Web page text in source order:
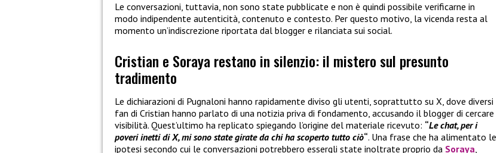
Le conversazioni, tuttavia, non sono state pubblicate e non è quindi possibile verificarne in
modo indipendente autenticità, contenuto e contesto. Per questo motivo, la vicenda resta al
momento un’indiscrezione riportata dal blogger e rilanciata sui social.
Cristian e Soraya restano in silenzio: il mistero sul presunto
tradimento
Le dichiarazioni di Pugnaloni hanno rapidamente diviso gli utenti, soprattutto su X, dove diversi
fan di Cristian hanno parlato di una notizia priva di fondamento, accusando il blogger di cercare
visibilità. Quest’ultimo ha replicato spiegando l’origine del materiale ricevuto: “Le chat, per i
poveri inetti di X, mi sono state girate da chi ha scoperto tutto ciò“. Una frase che ha alimentato le
ipotesi secondo cui le conversazioni potrebbero essergli state inoltrate proprio da Soraya,